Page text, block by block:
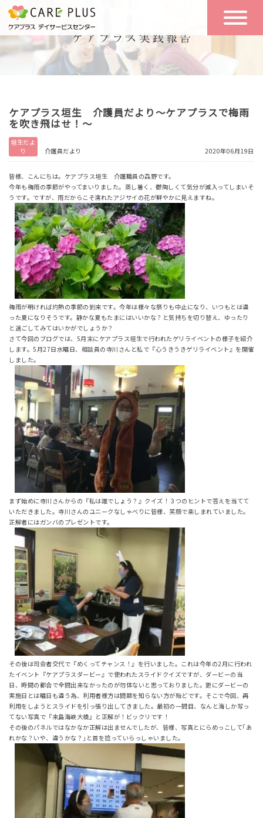
こんな方に
おすすめ
一日の流れ
一日体験
空き状況
実践報告
リクルート
お問い合わせ
体験希望
ケアプラス垣生 介護員だより～ケアプラスで梅雨
を吹き飛はせ！～
垣生だよ
り
介護員だより 2020年06月19日
皆様、こんにちは。ケアプラス垣生 介護職員の森野です。
今年も梅雨の季節がやってまいりました。蒸し暑く、鬱陶しくて気分が滅入ってしまいそ
うです。ですが、雨だからこそ濡れたアジサイの花が鮮やかに見えますね。
梅雨が明ければ灼熱の季節の到来です。今年は様々な祭りも中止になり、いつもとは違
った夏になりそうです。静かな夏もたまにはいいかな？と気持ちを切り替え、ゆったり
と過ごしてみてはいかがでしょうか？
さて今回のブログでは、5月末にケアプラス垣生で行われたゲリライベントの様子を紹介
します。5月27日水曜日、相談員の寺川さんと私で『心うきうきゲリライベント』を開催
しました。
まず始めに寺川さんからの『私は誰でしょう？』クイズ！３つのヒントで答えを当てて
いただきました。寺川さんのユニークなしゃべりに皆様、笑顔で楽しまれていました。
正解者にはガンバのプレゼントです。
その後は司会者交代で『めくってチャンス！』を行いました。これは今年の2月に行われ
たイベント『ケアプラスダービー』で使われたスライドクイズですが、ダービーの当
日、時間の都合で全問出来なかったのが勿体ないと思っておりました。更にダービーの
実施日とは曜日も違う為、利用者様方は問題を知らない方が殆どです。そこで今回、再
利用をしようとスライドを引っ張り出してきました。最初の一問目、なんと海しか写っ
てない写真で『来島海峡大橋』と正解が！ビックリです！
その後のパネルではなかなか正解は出ませんでしたが、皆様、写真とにらめっこして｢あ
れかな？いや、違うかな？｣と首を捻っていらっしゃいました。